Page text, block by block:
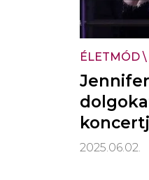
ÉLETMÓD\
2025.06.02.